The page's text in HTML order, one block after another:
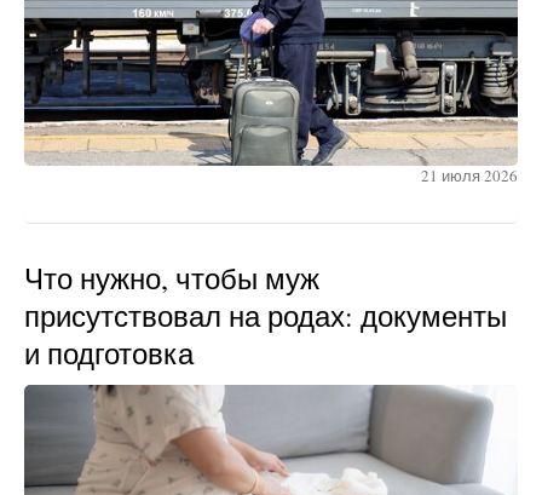
21 июля 2026
Что нужно, чтобы муж
присутствовал на родах: документы
и подготовка